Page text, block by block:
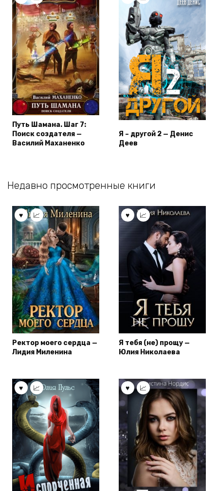
Путь Шамана. Шаг 7:
Поиск создателя —
Василий Маханенко
Я – другой 2 — Денис
Деев
Недавно просмотренные книги
Ректор моего сердца —
Лидия Миленина
Я тебя (не) прощу —
Юлия Николаева